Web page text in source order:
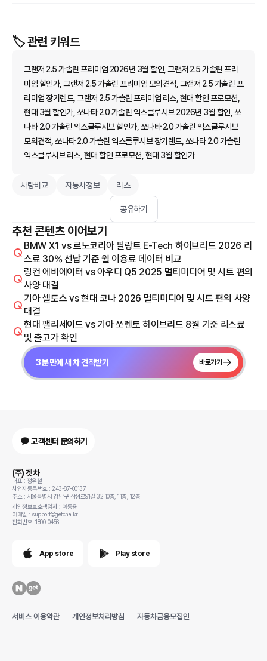
🏷️ 관련 키워드
그랜저 2.5 가솔린 프리미엄 2026년 3월 할인, 그랜저 2.5 가솔린 프리
미엄 할인가, 그랜저 2.5 가솔린 프리미엄 모의견적, 그랜저 2.5 가솔린 프
리미엄 장기렌트, 그랜저 2.5 가솔린 프리미엄 리스, 현대 할인 프로모션,
현대 3월 할인가, 쏘나타 2.0 가솔린 익스클루시브 2026년 3월 할인, 쏘
나타 2.0 가솔린 익스클루시브 할인가, 쏘나타 2.0 가솔린 익스클루시브
모의견적, 쏘나타 2.0 가솔린 익스클루시브 장기렌트, 쏘나타 2.0 가솔린
익스클루시브 리스, 현대 할인 프로모션, 현대 3월 할인가
차량비교 자동차정보 리스
공유하기
추천 콘텐츠 이어보기
BMW X1 vs 르노코리아 필랑트 E-Tech 하이브리드 2026 리
스료 30% 선납 기준 월 이용료 데이터 비교
링컨 에비에이터 vs 아우디 Q5 2025 멀티미디어 및 시트 편의
사양 대결
기아 셀토스 vs 현대 코나 2026 멀티미디어 및 시트 편의 사양
대결
현대 팰리세이드 vs 기아 쏘렌토 하이브리드 8월 기준 리스료
및 출고가 확인
3분 만에 새 차 견적받기 바로가기
고객센터 문의하기
(주) 겟차
대표 : 정유철
사업자등록번호 : 243-87-00137
주소 : 서울특별시 강남구 삼성로91길 32 10층, 11층, 12층
개인정보보호책임자 : 이동용
이메일 : support@getcha.kr
전화번호: 1800-0456
App store Play store
서비스 이용약관 개인정보처리방침 자동차금융모집인